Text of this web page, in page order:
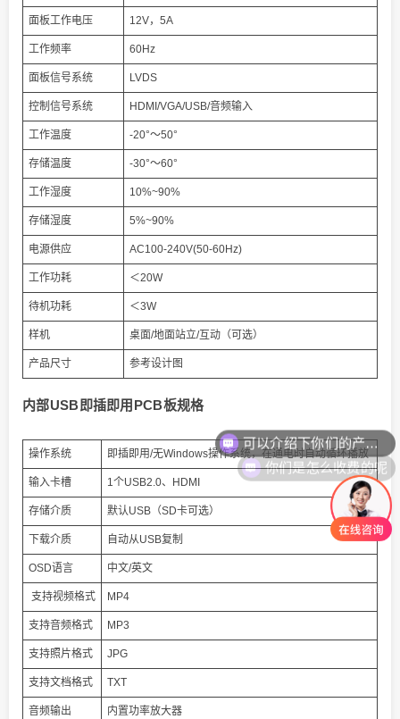
面板工作电压 12V，5A
工作频率 60Hz
面板信号系统 LVDS
控制信号系统 HDMI/VGA/USB/音频输入
工作温度 -20°～50°
存储温度 -30°～60°
工作湿度 10%~90%
存储湿度 5%~90%
电源供应 AC100-240V(50-60Hz)
工作功耗 ＜20W
待机功耗 ＜3W
样机 桌面/地面站立/互动（可选）
产品尺寸 参考设计图
内部USB即插即用PCB板规格
操作系统 即插即用/无Windows操作系统，在通电时自动循环播放
输入卡槽 1个USB2.0、HDMI
存储介质 默认USB（SD卡可选）
下载介质 自动从USB复制
OSD语言 中文/英文
支持视频格式 MP4
支持音频格式 MP3
支持照片格式 JPG
支持文档格式 TXT
音频输出 内置功率放大器
你们是怎么收费的呢